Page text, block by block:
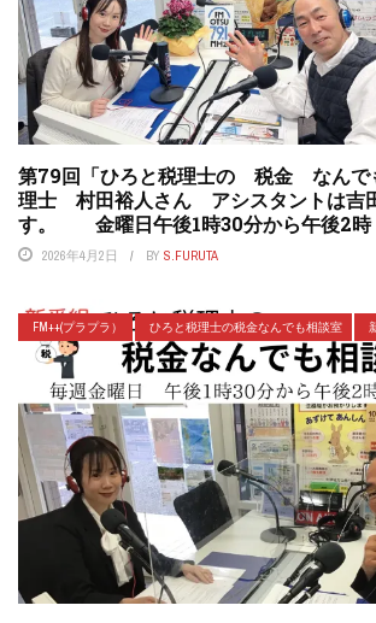
第79回「ひろと税理士の 税金 なん
理士 村田裕人さん アシスタントは吉
す。 金曜日午後1時30分から午後2時
2026年4月2日 BY S.FURUTA
FM++(プラプラ） ひろと税理士の税金なんでも相談室